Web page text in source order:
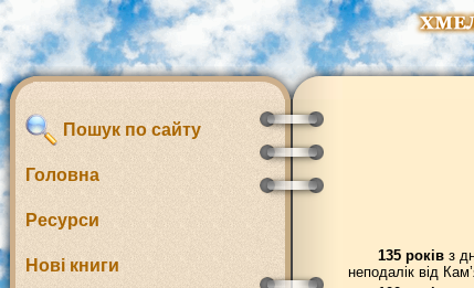
Пошук по сайту
Головна
Ресурси
Нові книги
135 роківз
неподалік від